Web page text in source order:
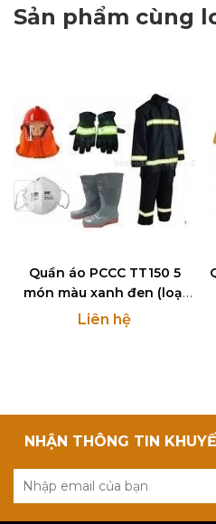
Sản phẩm cùng
Quần áo PCCC TT150 5
món màu xanh đen (loại
tốt)
Liên hệ
NHẬN THÔNG TIN